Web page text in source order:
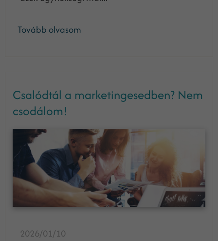
Tovább olvasom
Csalódtál a marketingesedben? Nem
csodálom!
2026/01/10